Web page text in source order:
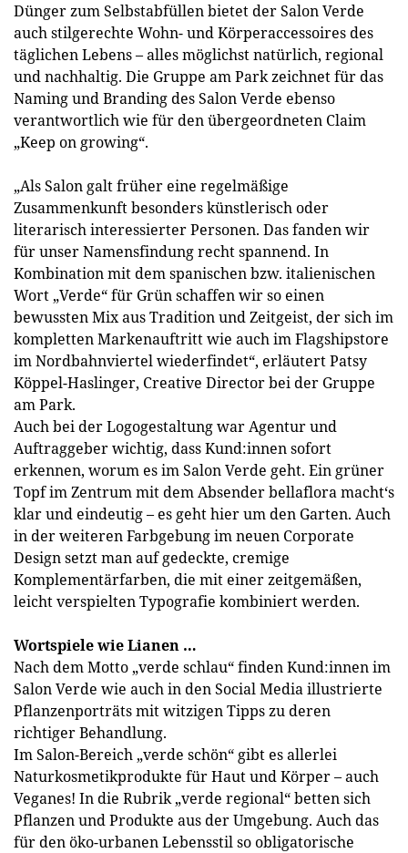
Dünger zum Selbstabfüllen bietet der Salon Verde
auch stilgerechte Wohn- und Körperaccessoires des
täglichen Lebens – alles möglichst natürlich, regional
und nachhaltig. Die Gruppe am Park zeichnet für das
Naming und Branding des Salon Verde ebenso
verantwortlich wie für den übergeordneten Claim
„Keep on growing“.
„Als Salon galt früher eine regelmäßige
Zusammenkunft besonders künstlerisch oder
literarisch interessierter Personen. Das fanden wir
für unser Namensfindung recht spannend. In
Kombination mit dem spanischen bzw. italienischen
Wort „Verde“ für Grün schaffen wir so einen
bewussten Mix aus Tradition und Zeitgeist, der sich im
kompletten Markenauftritt wie auch im Flagshipstore
im Nordbahnviertel wiederfindet“, erläutert Patsy
Köppel-Haslinger, Creative Director bei der Gruppe
am Park.
Auch bei der Logogestaltung war Agentur und
Auftraggeber wichtig, dass Kund:innen sofort
erkennen, worum es im Salon Verde geht. Ein grüner
Topf im Zentrum mit dem Absender bellaflora macht‘s
klar und eindeutig – es geht hier um den Garten. Auch
in der weiteren Farbgebung im neuen Corporate
Design setzt man auf gedeckte, cremige
Komplementärfarben, die mit einer zeitgemäßen,
leicht verspielten Typografie kombiniert werden.
Wortspiele wie Lianen …
Nach dem Motto „verde schlau“ finden Kund:innen im
Salon Verde wie auch in den Social Media illustrierte
Pflanzenporträts mit witzigen Tipps zu deren
richtiger Behandlung.
Im Salon-Bereich „verde schön“ gibt es allerlei
Naturkosmetikprodukte für Haut und Körper ­– auch
Veganes! In die Rubrik „verde regional“ betten sich
Pflanzen und Produkte aus der Umgebung. Auch das
für den öko-urbanen Lebensstil so obligatorische